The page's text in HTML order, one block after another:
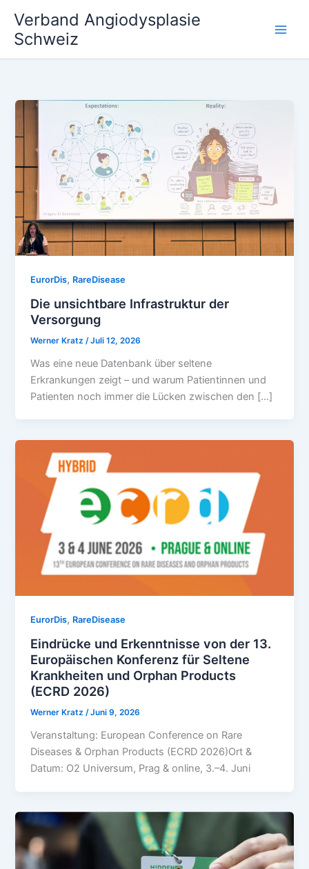
Inhalt
springen
Verband Angiodysplasie
Schweiz
EurorDis, RareDisease
Die unsichtbare Infrastruktur der
Versorgung
Werner Kratz /Juli 12, 2026
Was eine neue Datenbank über seltene
Erkrankungen zeigt – und warum Patientinnen und
Patienten noch immer die Lücken zwischen den […]
EurorDis, RareDisease
Eindrücke und Erkenntnisse von der 13.
Europäischen Konferenz für Seltene
Krankheiten und Orphan Products
(ECRD 2026)
Werner Kratz/Juni 9, 2026
Veranstaltung: European Conference on Rare
Diseases & Orphan Products (ECRD 2026)Ort &
Datum: O2 Universum, Prag & online, 3.–4. Juni